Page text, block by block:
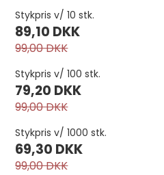
Stykpris v/ 10 stk.
89,10 DKK
99,00 DKK
Stykpris v/ 100 stk.
79,20 DKK
99,00 DKK
Stykpris v/ 1000 stk.
69,30 DKK
99,00 DKK